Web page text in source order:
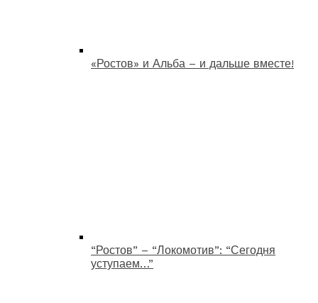
«Ростов» и Альба – и дальше вместе!
“Ростов” – “Локомотив”: “Сегодня
уступаем…”